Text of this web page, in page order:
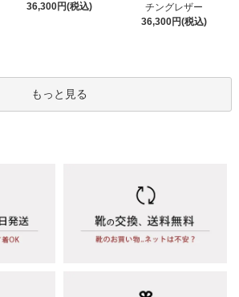
36,300円(税込)
チングレザー
36,300円(税込)
もっと見る